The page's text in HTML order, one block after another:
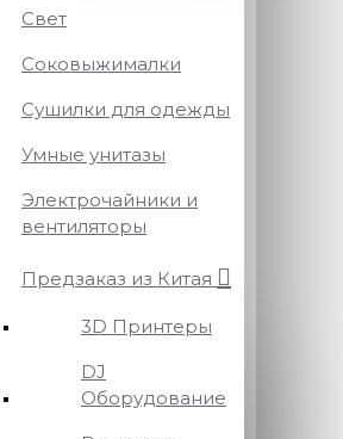
Свет
Соковыжималки
Сушилки для одежды
Умные унитазы
Электрочайники и
вентиляторы
Предзаказ из Китая
3D Принтеры
DJ
Оборудование